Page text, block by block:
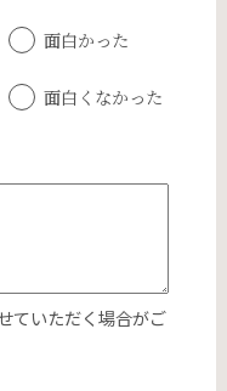
面白かった
面白くなかった
ていただく場合がご